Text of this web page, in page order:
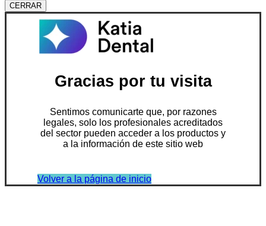
CERRAR
Gracias por tu visita
Sentimos comunicarte que, por razones
legales, solo los profesionales acreditados
del sector pueden acceder a los productos y
a la información de este sitio web
Volver a la página de inicio